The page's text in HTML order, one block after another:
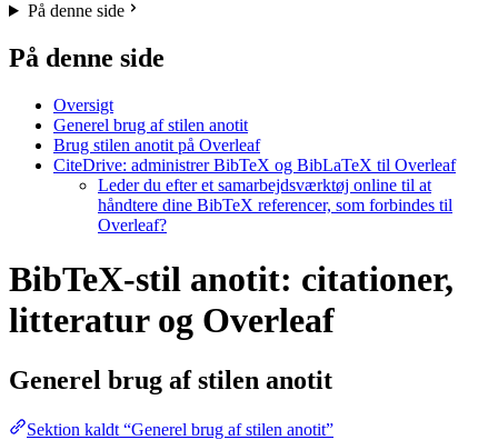
På denne side
På denne side
Oversigt
Generel brug af stilen anotit
Brug stilen anotit på Overleaf
CiteDrive: administrer BibTeX og BibLaTeX til Overleaf
Leder du efter et samarbejdsværktøj online til at
håndtere dine BibTeX referencer, som forbindes til
Overleaf?
BibTeX-stil anotit: citationer,
litteratur og Overleaf
Generel brug af stilen anotit
Sektion kaldt “Generel brug af stilen anotit”